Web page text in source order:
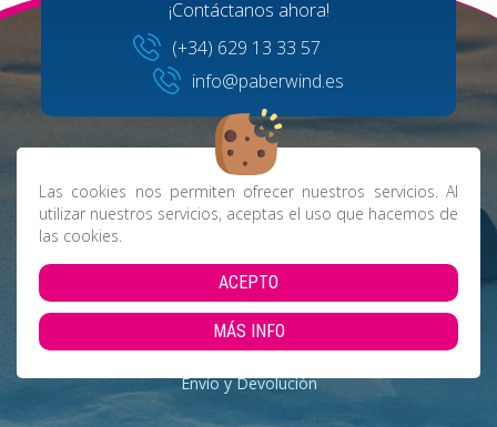
Las cookies nos permiten ofrecer nuestros servicios. Al
utilizar nuestros servicios, aceptas el uso que hacemos de
las cookies.
ACEPTO
MÁS INFO
¡Contáctanos ahora!
(+34) 629 13 33 57
info@paberwind.es
Facebook
Aviso Legal|Política de Privacidad|Cookies|Condiciones de
Envío y Devolución